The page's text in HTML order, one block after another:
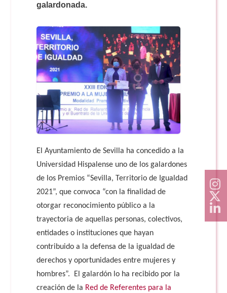
Doble Grado PER/CAV
galardonada.
El Ayuntamiento de Sevilla ha concedido a la
Universidad Hispalense uno de los galardones
de los Premios “Sevilla, Territorio de Igualdad
2021”, que convoca “con la finalidad de
otorgar reconocimiento público a la
trayectoria de aquellas personas, colectivos,
entidades o instituciones que hayan
contribuido a la defensa de la igualdad de
derechos y oportunidades entre mujeres y
hombres”. El galardón lo ha recibido por la
creación de la Red de Referentes para la